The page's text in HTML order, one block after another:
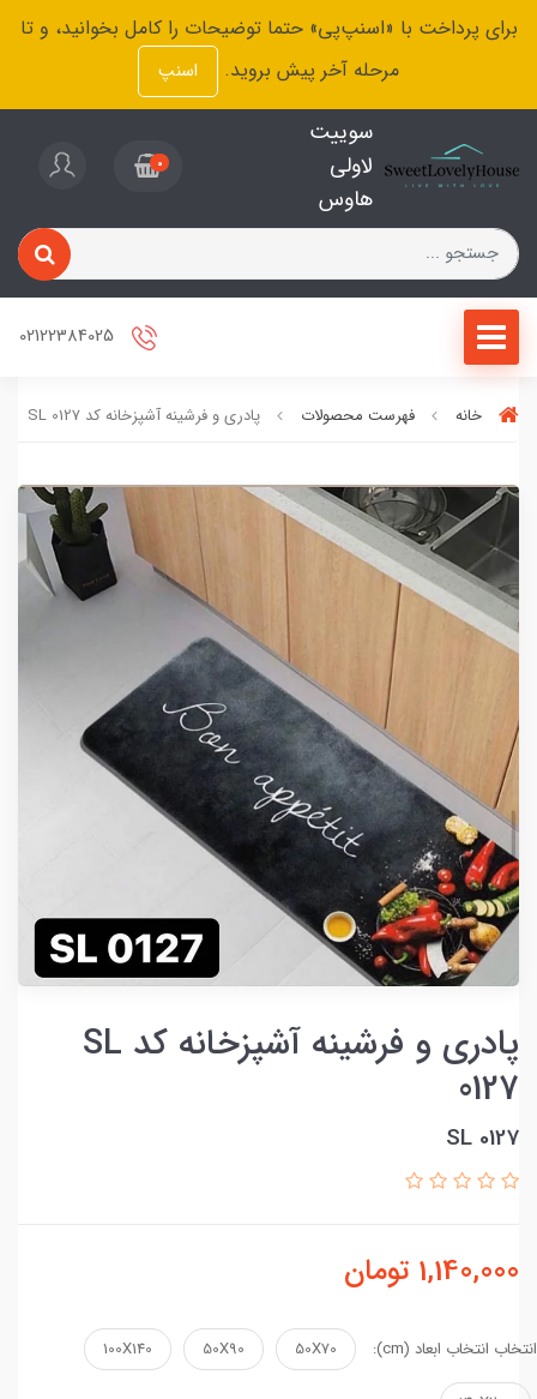
برای پرداخت با «اسنپ‌پی» حتما توضیحات را کامل بخوانید، و تا
مرحله آخر پیش بروید.
اسنپ
سوییت
لاولی
هاوس
0
خانه فهرست محصولات پادری و فرشینه آشپزخانه کد SL 0127
پادری و فرشینه آشپزخانه کد SL
0127
SL 0127
1,140,000 تومان
انتخاب انتخاب ابعاد (cm): 50X70
50X90
100X140